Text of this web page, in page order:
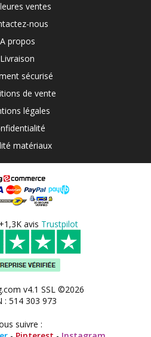
ventes
nous
A propos
Livraison
sécurisé
de vente
légales
matériaux
avis Trustpilot
v4.1 SSL ©2026
: 514 303 973
suivre :